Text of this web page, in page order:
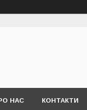
НАС КОНТАКТИ